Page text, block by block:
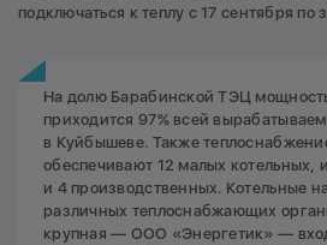
подключаться к теплу с 17 сентября по
На долю Барабинской ТЭЦ
приходится 97% всей
в Куйбышеве. Также
обеспечивают 12 малых котельных,
и 4 производственных. Котельные
различных теплоснабжающих
крупная — ООО «Энергетик» —